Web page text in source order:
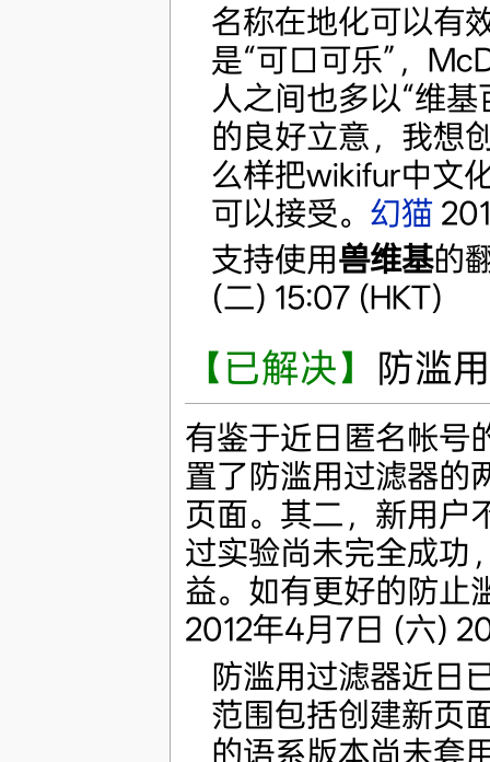
名称在地化可以有
是“可口可乐”，
人之间也多以“维
的良好立意，我想
么样把wikifur中文
可以接受。 幻猫
支持使用兽维基的
(二) 15:07 (HKT)
【已解决】 防滥
有鉴于近日匿名帐号
置了防滥用过滤器的
页面。其二，新用户
过实验尚未完全成功
益。如有更好的防止
2012年4月7日 (六)
防滥用过滤器近日
范围包括创建新页
的语系版本尚未